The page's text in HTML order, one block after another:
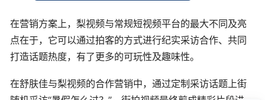
在营销方案上，梨视频与常规短视频平台的最大不同及亮
点在于，它可以通过拍客的方式进行纪实采访合作、共同
打造话题热度，有了更多的可玩性及趣味性。
在舒肤佳与梨视频的合作营销中，通过定制采访话题上街